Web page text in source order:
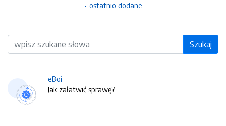
ostatnio dodane
Wyszukiwarka Szukaj
eBoi
Jak załatwić sprawę?